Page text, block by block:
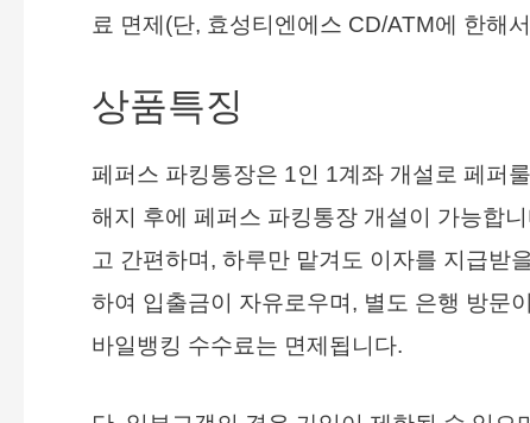
료 면제(단, 효성티엔에스 CD/ATM에 한해
상품특징
페퍼스 파킹통장은 1인 1계좌 개설로 페퍼
해지 후에 페퍼스 파킹통장 개설이 가능합
고 간편하며, 하루만 맡겨도 이자를 지급받
하여 입출금이 자유로우며, 별도 은행 방문
바일뱅킹 수수료는 면제됩니다.